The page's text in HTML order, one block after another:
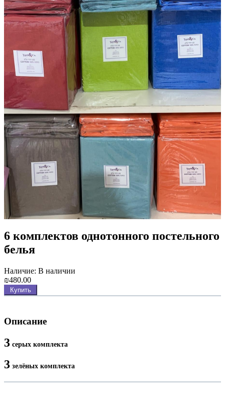
6 комплектов однотонного постельного
белья
Наличие: В наличии
₪480.00
Купить
Описание
3 серых комплекта
3 зелёных комплекта